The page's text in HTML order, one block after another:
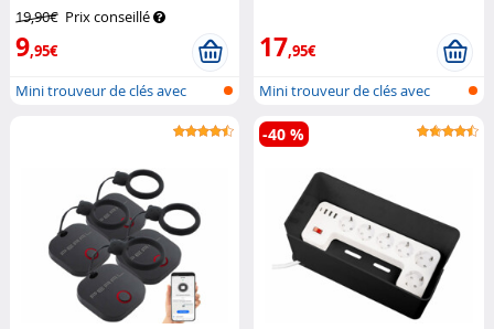
19,90€ Prix conseillé
9,95€
Mini trouveur de clés avec
17,95€
Mini trouveur de clés avec
applicat...
-40 %